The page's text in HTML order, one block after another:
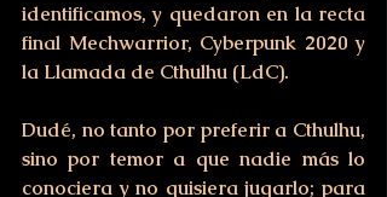
identificamos, y quedaron en la recta
final Mechwarrior, Cyberpunk 2020 y
la Llamada de Cthulhu (LdC).
Dudé, no tanto por preferir a Cthulhu,
sino por temor a que nadie más lo
conociera y no quisiera jugarlo; para